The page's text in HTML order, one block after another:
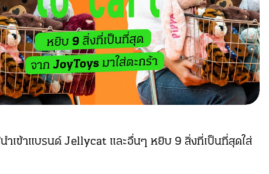
เข้าแบรนด์ Jellycat และอื่นๆ หยิบ 9 สิ่งที่เป็นที่สุดใส่